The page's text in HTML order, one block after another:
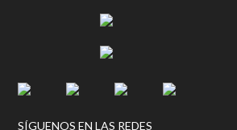
SÍGUENOS EN LAS REDES